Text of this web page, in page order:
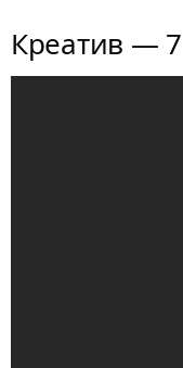
Креатив — 7